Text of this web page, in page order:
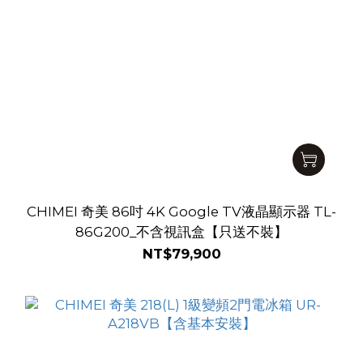
CHIMEI 奇美 86吋 4K Google TV液晶顯示器 TL-
86G200_不含視訊盒【只送不裝】
NT$79,900